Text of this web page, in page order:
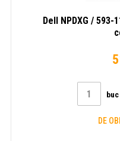
Dell NPDXG /
buc
DE